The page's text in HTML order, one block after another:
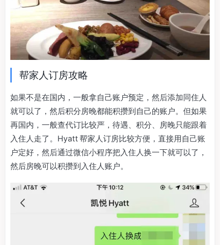
帮家人订房攻略
如果不是在国内，一般拿自己账户预定，然后添加同住人
就可以了，然后积分房晚都能积攒到自己的账户。但如果
再国内，一般查代订比较严，待遇、积分、房晚只能跟着
入住人走了。Hyatt 帮家人订房比较方便，直接用自己账
户定好，然后通过微信小程序把入住人换一下就可以了，
然后房晚可以积攒到入住人账户。